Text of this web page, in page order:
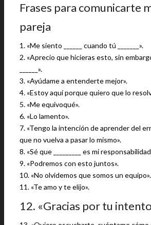
Frases para comunicarte
pareja
1. «Me siento ______ cuando tú _______».
2. «Aprecio que hicieras esto, sin
______».
3. «Ayúdame a entenderte mejor».
4. «Estoy aquí porque quiero que lo
5. «Me equivoqué».
6. «Lo lamento».
7. «Tengo la intención de aprender del
que no vuelva a pasar lo mismo».
8. «Sé que _________ es mi
9. «Podremos con esto juntos».
10. «No olvidemos que somos un equipo».
11. «Te amo y te elijo».
12. «Gracias por tu